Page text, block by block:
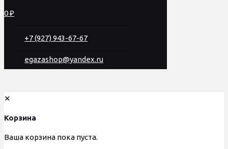
0 ₽
+7 (927) 943-67-67
egazashop@yandex.ru
✕
Корзина
Ваша корзина пока пуста.